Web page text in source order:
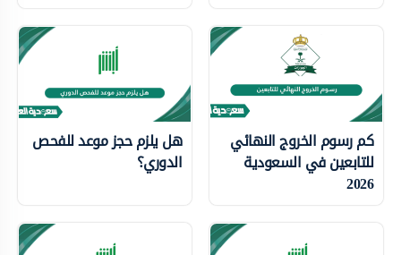
كم رسوم الخروج النهائي
للتابعين في السعودية
2026
هل يلزم حجز موعد للفحص
الدوري؟